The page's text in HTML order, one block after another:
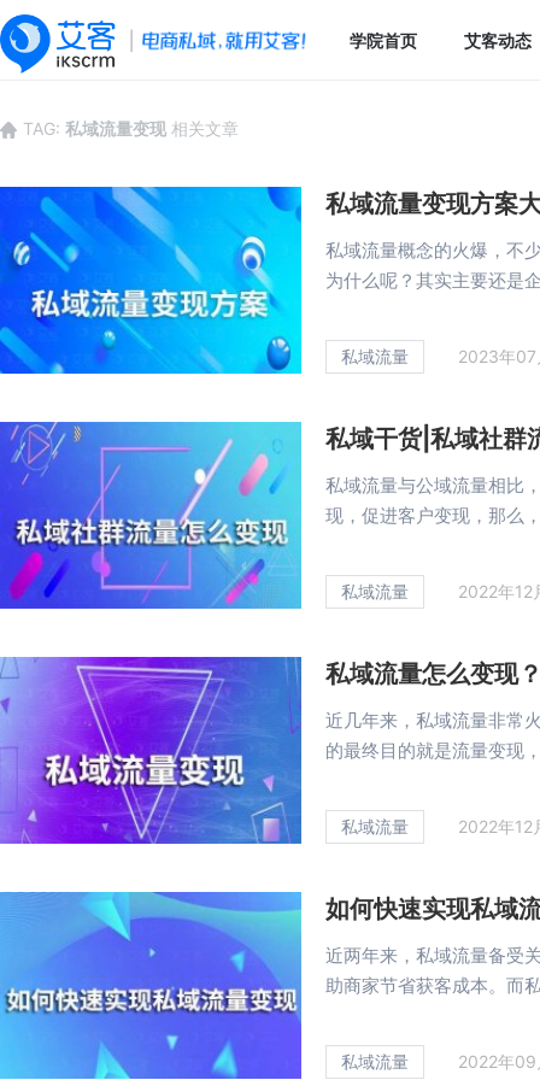
学院首页 艾客动态
TAG: 私域流量变现 相关文章
私域流量变现方案
私域流量概念的火爆，不
为什么呢？其实主要还是
私域流量 2023年
私域干货|私域社群
私域流量与公域流量相比
现，促进客户变现，那么
私域流量 2022年
私域流量怎么变现
近几年来，私域流量非常
的最终目的就是流量变现
私域流量 2022年
如何快速实现私域
近两年来，私域流量备受
助商家节省获客成本。而
私域流量 2022年